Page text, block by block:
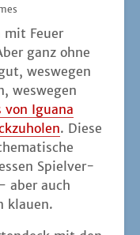
mit den
Aus die­
Kar­ten für die
meist ste­hen
Kar­ten zur Ver­
letz­ten Run­de
waren schon
bewa­chen
Nach­dem
drei Kar­
haben,
aus – immer